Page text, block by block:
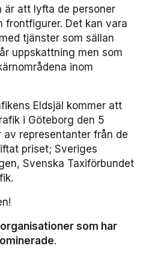
Buss
Serviceresor
transportsektorns klimatmål
är att lyfta de personer
frontfigurer. Det kan vara
tjänster som sällan
uppskattning men som
inom
Eldsjäl kommer att
i Göteborg den 5
av representanter från de
priset; Sveriges
Svenska Taxiförbundet
som har
.